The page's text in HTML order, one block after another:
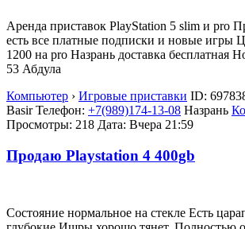
Аренда приставок PlayStation 5 slim и pro
есть все платные подписки и новые игры
1200 на pro Назрань доставка бесплатная
53 Абдула
Компьютер › Игровые приставки ID:
BasirТелефон: +7(989)174-13-08 Назрань
Просмотры: 218 Дата: Вчера 21:59
Продаю Playstation 4 400gb
Состояние нормальное на стекле Есть